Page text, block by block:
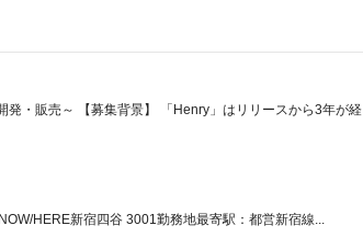
・販売～ 【募集背景】 「Henry」はリリースから3年が経
HERE新宿四谷 3001勤務地最寄駅：都営新宿線...